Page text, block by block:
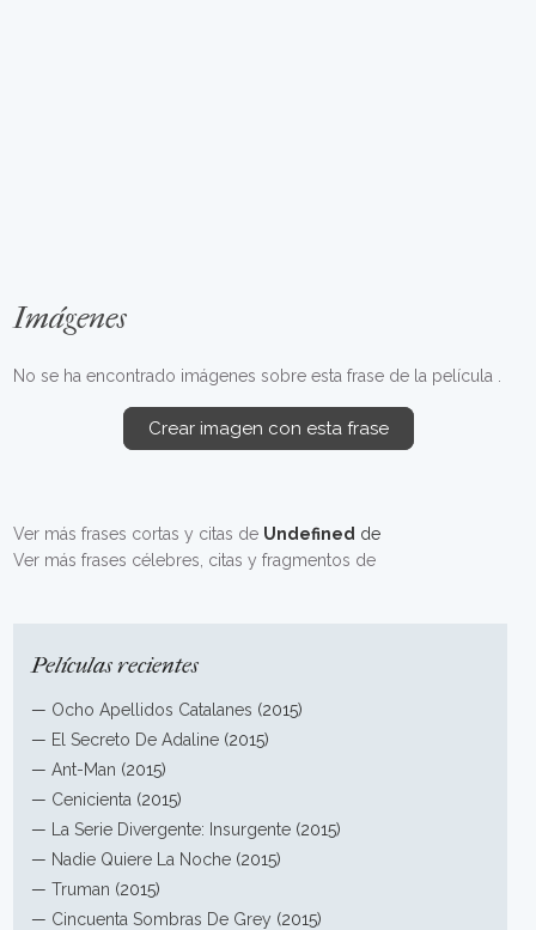
Imágenes
No se ha encontrado imágenes sobre esta frase de la película .
Crear imagen con esta frase
Ver más frases cortas y citas de Undefined de
Ver más frases célebres, citas y fragmentos de
Películas recientes
— Ocho Apellidos Catalanes (2015)
— El Secreto De Adaline (2015)
—Ant-Man (2015)
— Cenicienta (2015)
—
La Serie Divergente: Insurgente (2015)
— Nadie Quiere La Noche (2015)
—Truman (2015)
— Cincuenta Sombras De Grey (2015)